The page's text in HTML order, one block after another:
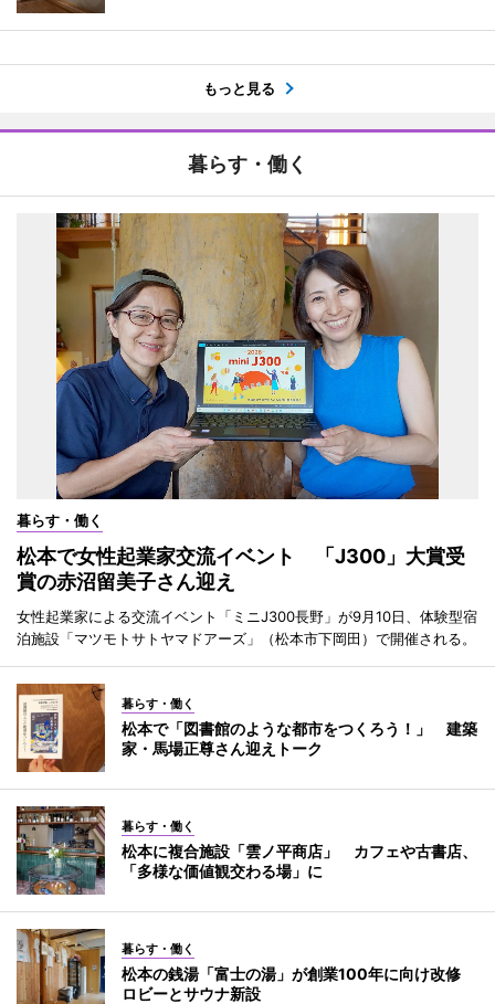
もっと見る
暮らす・働く
暮らす・働く
松本で女性起業家交流イベント 「J300」大賞受
賞の赤沼留美子さん迎え
女性起業家による交流イベント「ミニJ300長野」が9月10日、体験型宿
泊施設「マツモトサトヤマドアーズ」（松本市下岡田）で開催される。
暮らす・働く
松本で「図書館のような都市をつくろう！」 建築
家・馬場正尊さん迎えトーク
暮らす・働く
松本に複合施設「雲ノ平商店」 カフェや古書店、
「多様な価値観交わる場」に
暮らす・働く
松本の銭湯「富士の湯」が創業100年に向け改修
ロビーとサウナ新設